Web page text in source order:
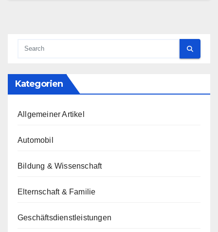
Kategorien
Allgemeiner Artikel
Automobil
Bildung & Wissenschaft
Elternschaft & Familie
Geschäftsdienstleistungen